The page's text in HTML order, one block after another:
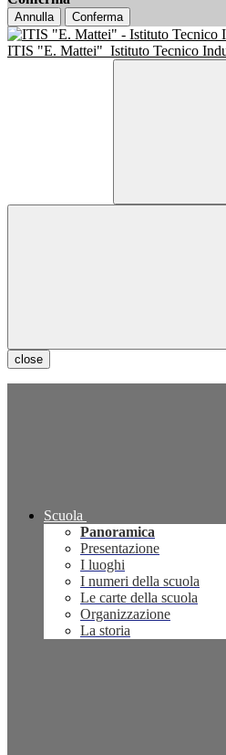
Annulla Conferma
ITIS "E. Mattei" Istituto Tecnico
close
Scuola
Panoramica
Presentazione
I luoghi
I numeri della scuola
Le carte della scuola
Organizzazione
La storia